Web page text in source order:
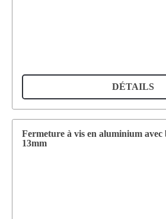
DÉTAILS
Fermeture à vis en aluminium
13mm